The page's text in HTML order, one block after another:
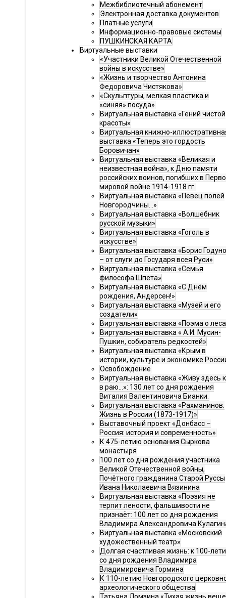
Межбиблиотечный абонемент
Электронная доставка документов
Платные услуги
Информационно-правовые системы
ПУШКИНСКАЯ КАРТА
Виртуальные выставки
«Участники Великой Отечественной
войны в искусстве»
«Жизнь и творчество Антонина
Федоровича Чистякова»
«Скульптуры, мелкая пластика и
«синяя» посуда»
Виртуальная выставка «Гений чистой
красоты»
Виртуальная книжно-
выставка «Теперь это гордость
Боровичан»
Виртуальная выставка «Великая и
неизвестная война», к Дню памяти
российских воинов, погибших в
мировой войне 1914-1918 гг.
Виртуальная выставка «Певец полей
Новгородчины…»
Виртуальная выставка «Волшебник
русской музыки»
Виртуальная выставка «Гоголь в
искусстве»
Виртуальная выставка «Борис
– от слуги до Государя всея Руси»
Виртуальная выставка «Семья
философа Шпета»
Виртуальная выставка «С Днём
рождения, Андерсен!»
Виртуальная выставка «Музей и его
создатели»
Виртуальная выставка «Поэма о
Виртуальная выставка « А.И. Мусин-
Пушкин, собиратель редкостей»
Виртуальная выставка «Крым в
истории, культуре и экономике
Освобождение
Виртуальная выставка «Живу здесь
в раю…»: 130 лет со дня рождения
Виталия Валентиновича Бианки.
Виртуальная выставка «Рахманинов.
Жизнь в России (1873-1917)»
Выставочный проект «Донбасс –
Россия: история и современность»
К 475-летию основания Сыркова
монастыря
100 лет со дня рождения участника
Великой Отечественной войны,
Почётного гражданина Старой Руссы
Ивана Николаевича Вязинина
Виртуальная выставка «Поэзия не
терпит лености, фальшивости не
признаёт: 100 лет со дня рождения
Владимира Александровича
Виртуальная выставка «Московский
художественный театр»
Долгая счастливая жизнь: к 100-
со дня рождения Владимира
Владимировича Гормина
К 110-летию Новгородского
археологического общества